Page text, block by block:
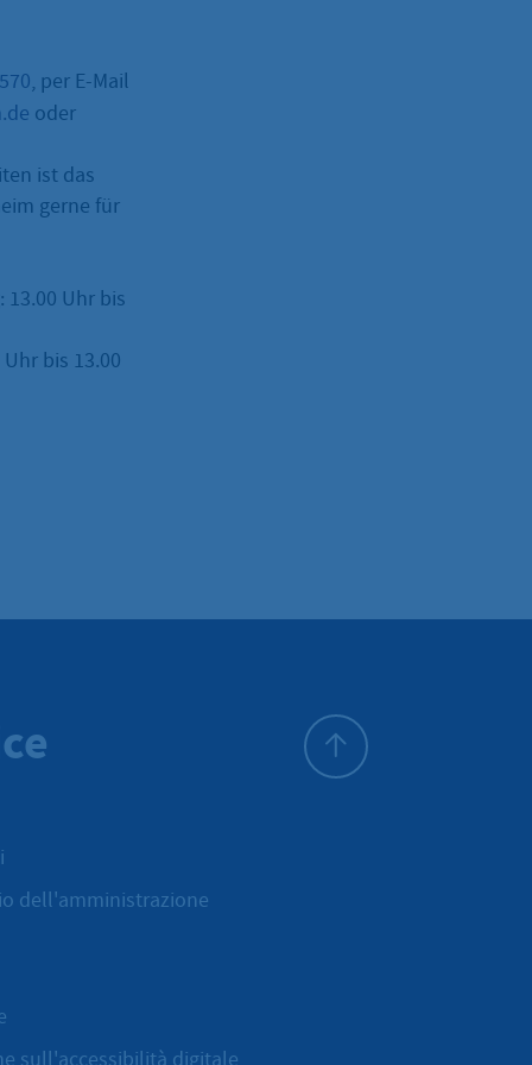
, per E-Mail
oder
ist das
gerne für
13.00 Uhr bis
bis 13.00
dell'amministrazione
sull'accessibilità digitale